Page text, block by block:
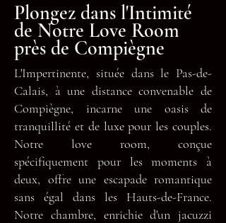
Plongez dans l'Intimité
de Notre Love Room
près de Compiègne
L'Impertinente, située dans le Pas-de-
Calais, à une distance convenable de
Compiègne, incarne une oasis de
tranquillité et de luxe pour les couples.
Notre love room, conçue
spécifiquement pour les moments à
deux, offre une escapade romantique
sans égal dans les Hauts-de-France.
Notre chambre, enrichie d'un jacuzzi